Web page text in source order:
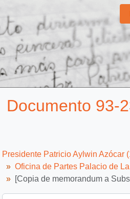
Documento 93-
Presidente Patricio Aylwin Azócar
Oficina de Partes Palacio de
[Copia de memorandum a